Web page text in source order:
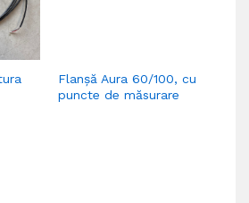
Flanșă Aura 60/100, cu
puncte de măsurare